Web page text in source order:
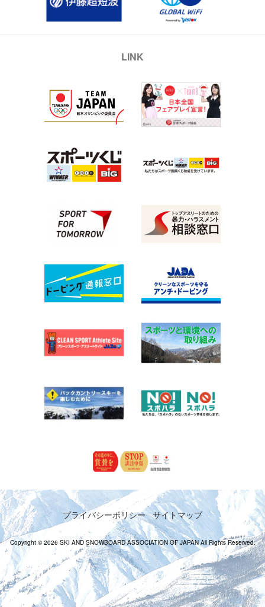
LINK
プライバシーポリシー サイトマップ
Copyright © 2026 SKI AND SNOWBOARD ASSOCIATION OF JAPAN All Rights Reserved.